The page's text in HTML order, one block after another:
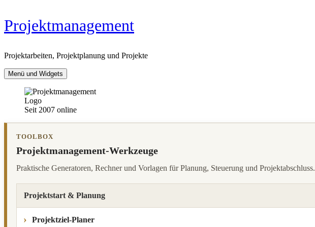
Zum
Inhalt
Projektmanagement
Projektarbeiten, Projektplanung und Projekte
Menü und Widgets
Seit 2007 online
TOOLBOX
Projektmanagement-Werkzeuge
Praktische Generatoren, Rechner und Vorlagen für Planung, Steuerung und Projektabschluss.
Projektstart & Planung
Projektziel-Planer